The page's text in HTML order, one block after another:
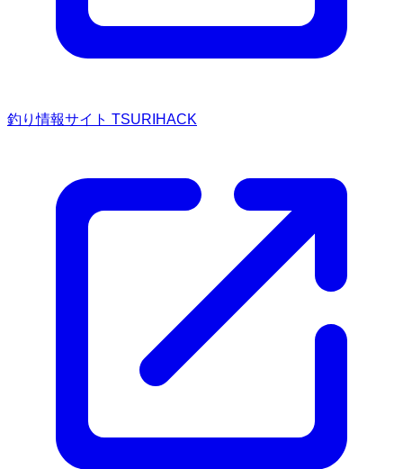
釣り情報サイト TSURIHACK